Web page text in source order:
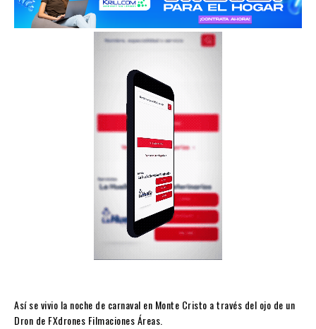
Así se vivio la noche de carnaval en Monte Cristo a través del ojo de un
Dron de FXdrones Filmaciones Áreas.